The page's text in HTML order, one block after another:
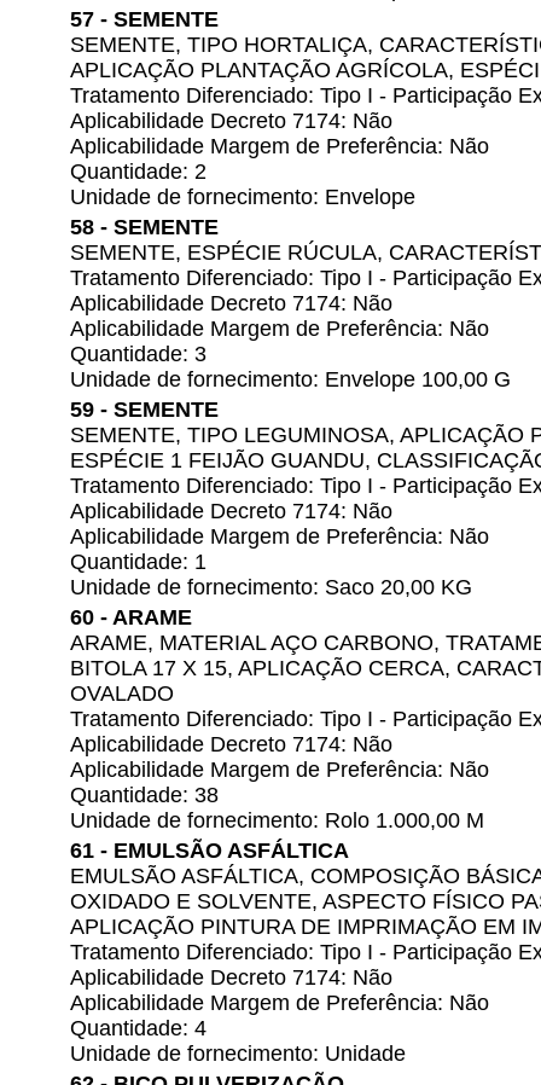
57 - SEMENTE
SEMENTE, TIPO HORTALIÇA,
APLICAÇÃO PLANTAÇÃO AGRÍCOLA,
Tratamento Diferenciado: Tipo I - Participação
Aplicabilidade Decreto 7174: Não
Aplicabilidade Margem de Preferência: Não
Quantidade: 2
Unidade de fornecimento: Envelope
58 - SEMENTE
SEMENTE, ESPÉCIE RÚCULA,
Tratamento Diferenciado: Tipo I - Participação
Aplicabilidade Decreto 7174: Não
Aplicabilidade Margem de Preferência: Não
Quantidade: 3
Unidade de fornecimento: Envelope 100,00 G
59 - SEMENTE
SEMENTE, TIPO LEGUMINOSA, APLICAÇÃO
ESPÉCIE 1 FEIJÃO GUANDU,
Tratamento Diferenciado: Tipo I - Participação
Aplicabilidade Decreto 7174: Não
Aplicabilidade Margem de Preferência: Não
Quantidade: 1
Unidade de fornecimento: Saco 20,00 KG
60 - ARAME
ARAME, MATERIAL AÇO CARBONO,
BITOLA 17 X 15, APLICAÇÃO CERCA,
OVALADO
Tratamento Diferenciado: Tipo I - Participação
Aplicabilidade Decreto 7174: Não
Aplicabilidade Margem de Preferência: Não
Quantidade: 38
Unidade de fornecimento: Rolo 1.000,00 M
61 - EMULSÃO ASFÁLTICA
EMULSÃO ASFÁLTICA, COMPOSIÇÃO
OXIDADO E SOLVENTE, ASPECTO FÍSICO
APLICAÇÃO PINTURA DE IMPRIMAÇÃO EM
Tratamento Diferenciado: Tipo I - Participação
Aplicabilidade Decreto 7174: Não
Aplicabilidade Margem de Preferência: Não
Quantidade: 4
Unidade de fornecimento: Unidade